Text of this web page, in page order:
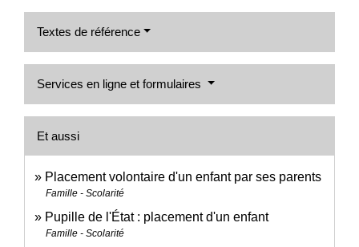
Textes de référence
Services en ligne et formulaires
Et aussi
Placement volontaire d'un enfant par ses parents
Famille - Scolarité
Pupille de l'État : placement d'un enfant
Famille - Scolarité